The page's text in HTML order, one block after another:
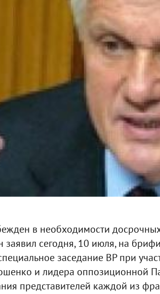
в необходимости
заявил сегодня, 10 июля, на
заседание ВР при
и лидера оппозиционной
представителей каждой из